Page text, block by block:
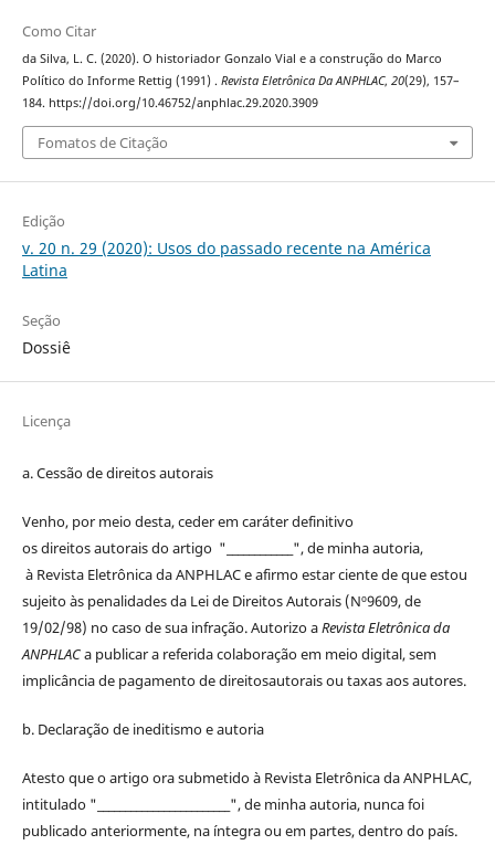
Como Citar
da Silva, L. C. (2020). O historiador Gonzalo Vial e a construção do Marco
Político do Informe Rettig (1991) . Revista Eletrônica Da ANPHLAC, 20(29), 157–
184. https://doi.org/10.46752/anphlac.29.2020.3909
Fomatos de Citação
Edição
v. 20 n. 29 (2020): Usos do passado recente na América
Latina
Seção
Dossiê
Licença
a. Cessão dedireitosautorais
Venho, por meio desta, ceder em caráter definitivo
osdireitosautoraisdo artigo "____________", de minha autoria,
à Revista Eletrônica da ANPHLACe afirmo estar ciente de que estou
sujeito às penalidades da Lei de DireitosAutorais(Nº9609, de
19/02/98) no caso de sua infração. Autorizo aRevista Eletrônica da
ANPHLACa publicar a referida colaboração em meio digital, sem
implicância de pagamento dedireitosautoraisou taxas aos autores.
b. Declaração de ineditismo e autoria
Atesto que o artigo ora submetido à Revista Eletrônica da ANPHLAC,
intitulado "________________________", de minha autoria, nunca foi
publicado anteriormente, na íntegra ou em partes, dentrodo país.